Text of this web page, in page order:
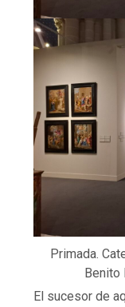
Primada.
El sucesor de